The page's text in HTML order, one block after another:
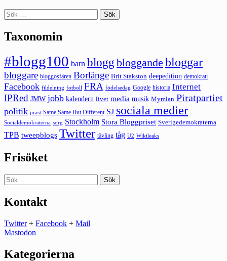
Sök
efter:
Taxonomin
#blogg100 barn blogg bloggande bloggar
bloggare bloggosfären Borlänge Brit Stakston deepedition demokrati
Facebook fildelning fotboll FRA födelsedag Google historia Internet
IPRed JMW jobb kalendern livet media musik Mymlan Piratpartiet
politik präst Same Same But Different SJ sociala medier
Socialdemokraterna sorg Stockholm Stora Bloggpriset Sverigedemokraterna
TPB tweepblogs Twitter tävling tåg U2 Wikileaks
Frisöket
Sök
efter:
Kontakt
Twitter+ Facebook + Mail
Mastodon
Kategorierna